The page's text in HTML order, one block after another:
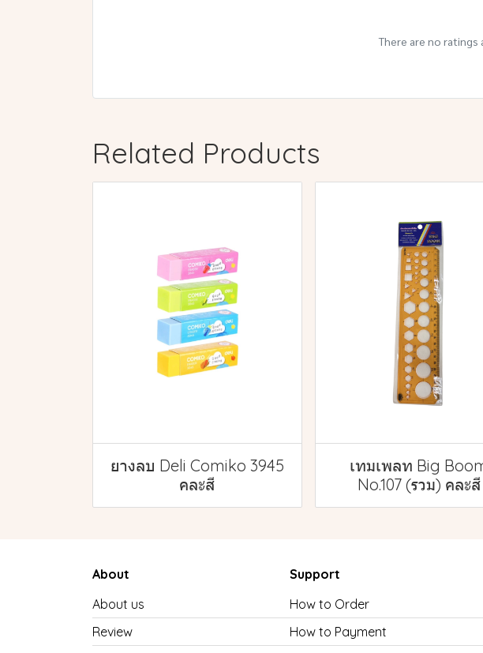
There are no ratings
Related Products
ยางลบ Deli Comiko 3945
คละสี
เทมเพลท Big
No.107 (รวม) คละสี
About
About us
Review
Support
How to Order
How to Payment